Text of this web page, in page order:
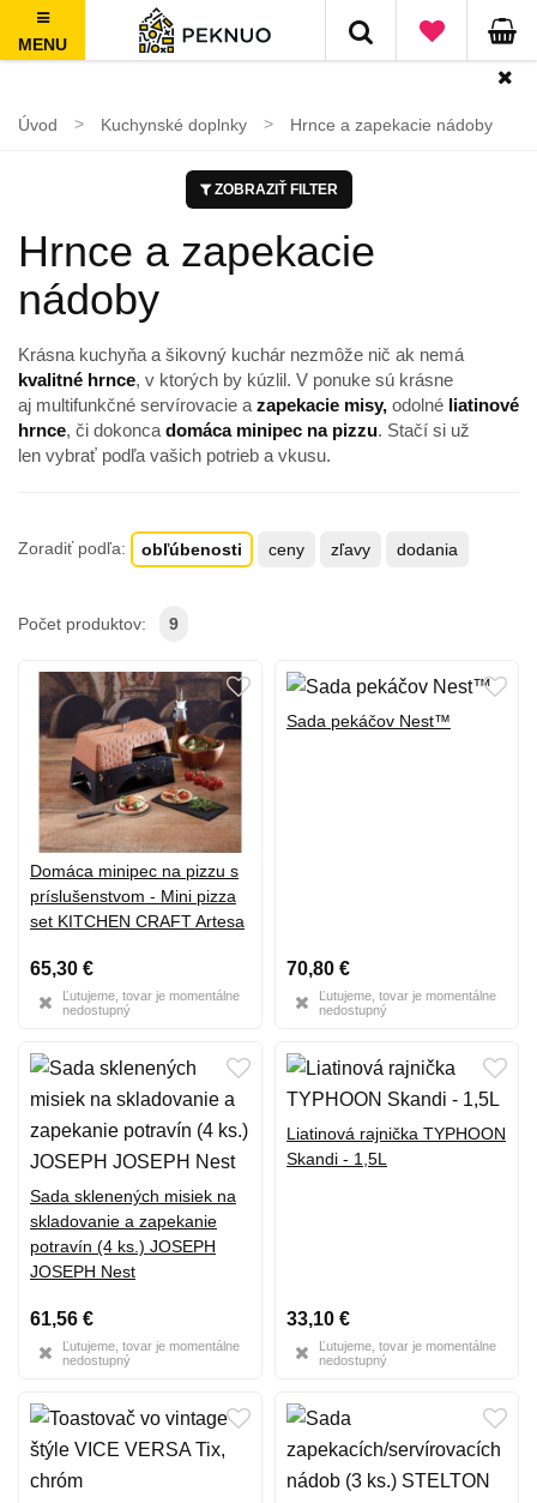
MENU
Úvod Kuchynské doplnky Hrnce a zapekacie nádoby
ZOBRAZIŤ FILTER
Hrnce a zapekacie
nádoby
Krásna kuchyňa a šikovný kuchár nezmôže nič ak nemá
kvalitné hrnce, v ktorých by kúzlil. V ponuke sú krásne
aj multifunkčné servírovacie a zapekacie misy, odolné liatinové
hrnce, či dokonca domáca minipec na pizzu. Stačí si už
len vybrať podľa vašich potrieb a vkusu.
Zoradiť podľa: obľúbenosti ceny zľavy dodania
Počet produktov: 9
Domáca minipec na pizzu s
príslušenstvom - Mini pizza
set KITCHEN CRAFT Artesa
65,30 €
Ľutujeme, tovar je momentálne
nedostupný
Sada pekáčov Nest™
70,80 €
Ľutujeme, tovar je momentálne
nedostupný
Sada sklenených misiek na
skladovanie a zapekanie
potravín (4 ks.) JOSEPH
JOSEPH Nest
61,56 €
Ľutujeme, tovar je momentálne
nedostupný
Liatinová rajnička TYPHOON
Skandi - 1,5L
33,10 €
Ľutujeme, tovar je momentálne
nedostupný